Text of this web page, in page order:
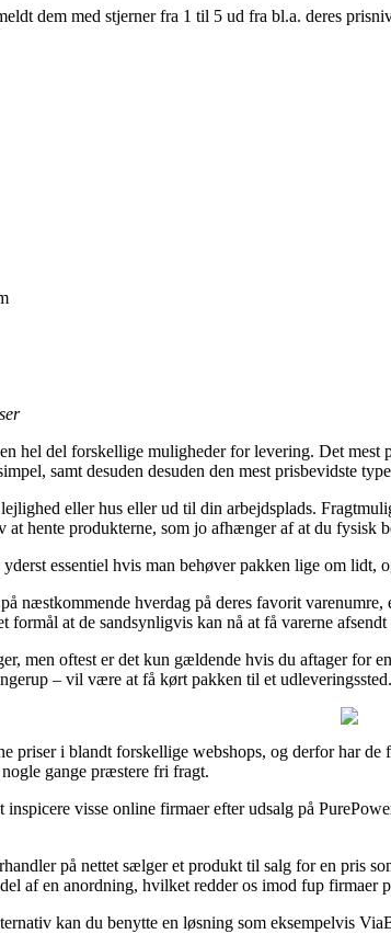
dem med stjerner fra 1 til 5 ud fra bl.a. deres
hel del forskellige muligheder for levering. Det
samt desuden desuden den mest prisbevidste
eller hus eller ud til din arbejdsplads.
hente produkterne, som jo afhænger af at du fysisk
essentiel hvis man behøver pakken lige om
næstkommende hverdag på deres favorit
formål at de sandsynligvis kan nå at få varerne
men oftest er det kun gældende hvis du aftager for
– vil være at få kørt pakken til et udleveringssted.
priser i blandt forskellige webshops, og derfor har
gange præstere fri fragt.
visse online firmaer efter udsalg på
på nettet sælger et produkt til salg for en pris
af en anordning, hvilket redder os imod fup firmaer
kan du benytte en løsning som eksempelvis